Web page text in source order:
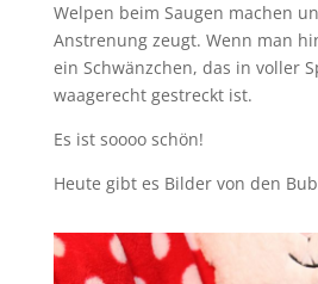
Welpen beim Saugen machen
Anstrenung zeugt. Wenn man
ein Schwänzchen, das in voller
waagerecht gestreckt ist.
Es ist soooo schön!
Heute gibt es Bilder von den